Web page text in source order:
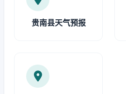
贵南县天气预报